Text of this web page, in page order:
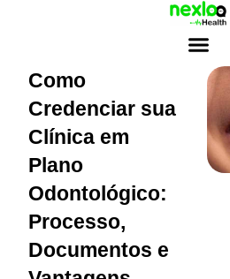
conteúdo
Como
Credenciar sua
Clínica em
Plano
Odontológico:
Processo,
Documentos e